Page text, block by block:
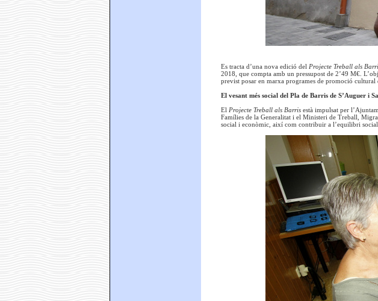
Es tracta d’una nova edició del Projecte Treball als
2018, que compta amb un pressupost de 2’49 M€.
previst posar en marxa programes de promoció
El vesant més social del Pla de Barris de S’Auguer i
El Projecte Treball als Barris està impulsat per
Famílies de la Generalitat i el Ministeri de Treball,
social i econòmic, així com contribuir a l’equilibri